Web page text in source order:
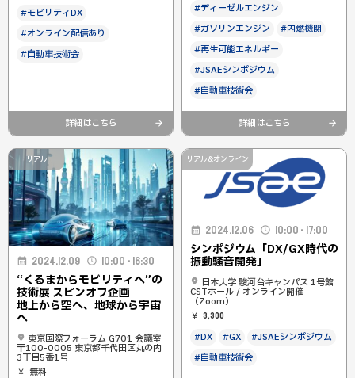
#モビリティDX
#オンライン配信あり
#自動車技術会
詳細はこちら
#ディーゼルエンジン
#ガソリンエンジン
#内燃機関
#再生可能エネルギー
#JSAEシンポジウム
#自動車技術会
詳細はこちら
リアル
2024.12.09 10:00 - 16:30
“くるまからモビリティへ”の
技術展 スピンオフ企画
地上から空へ、地球から宇宙
へ
東京国際フォーラム G701 会議室
〒100-0005 東京都千代田区丸の内
3丁目5番1号
無料
リアル&オンライン
2024.12.06 10:00 - 17:00
シンポジウム「DX/GX時代の
振動騒音開発」
日本大学 駿河台キャンパス 1号館
CSTホール / オンライン開催
（Zoom）
3,300
#DX #GX
#JSAEシンポジウム
#自動車技術会